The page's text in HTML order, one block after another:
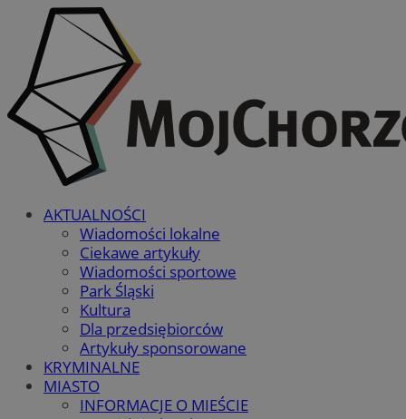
AKTUALNOŚCI
Wiadomości lokalne
Ciekawe artykuły
Wiadomości sportowe
Park Śląski
Kultura
Dla przedsiębiorców
Artykuły sponsorowane
KRYMINALNE
MIASTO
INFORMACJE O MIEŚCIE